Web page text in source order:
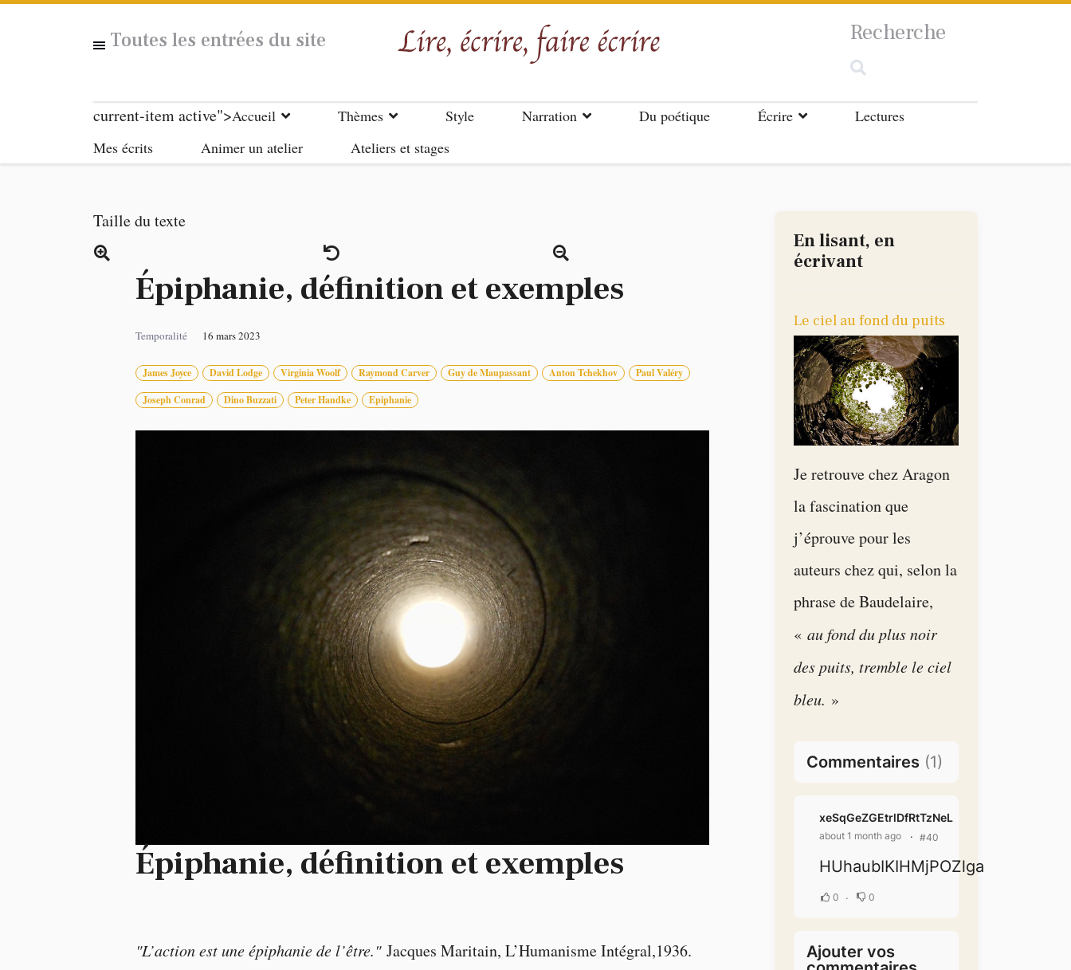
Toutes les entrées du site Recherche
current-item active">Accueil Thèmes Style Narration Du poétique Écrire
Lectures
Mes écrits
Animer un atelier Ateliers et stages
Taille du texte
Épiphanie, définition et exemples
Temporalité 16 mars 2023
James Joyce David Lodge Virginia Woolf Raymond Carver Guy de Maupassant Anton Tchekhov
Paul Valéry
Joseph Conrad
Dino Buzzati Peter Handke Epiphanie
Épiphanie, définition et exemples
"L’action est une épiphanie de l’être."Jacques Maritain, L’Humanisme Intégral,1936.
En lisant, en
écrivant
Le ciel au fond du puits
Je retrouve chez Aragon
la fascination que
j’éprouve pour les
auteurs chez qui, selon la
phrase de Baudelaire,
« au fond du plus noir
des puits, tremble le ciel
bleu. »
Commentaires (1)
xeSqGeZGEtrlDfRtTzNeL
about 1 month ago #40
HUhaubIKIHMjPOZlga
0 0
Ajouter vos